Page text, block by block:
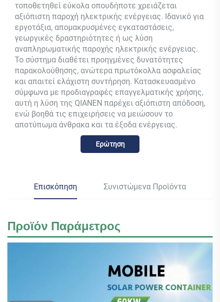
τοποθετηθεί εύκολα οπουδήποτε χρειάζεται
αξιόπιστη παροχή ηλεκτρικής ενέργειας. Ιδανικό για
εργοτάξια, απομακρυσμένες εγκαταστάσεις,
γεωργικές δραστηριότητες ή ως λύση
αναπληρωματικής παροχής ηλεκτρικής ενέργειας.
Το σύστημα διαθέτει προηγμένες δυνατότητες
παρακολούθησης, ανώτερα πρωτόκολλα ασφαλείας
και απαιτεί ελάχιστη συντήρηση. Κατασκευασμένο
σύμφωνα με προδιαγραφές επαγγελματικής χρήσης,
αυτή η λύση της QIANEN παρέχει αξιόπιστη απόδοση,
ενώ βοηθά τις επιχειρήσεις να μειώσουν το
αποτύπωμα άνθρακα και τα έξοδα ενέργειας.
Ερώτηση
Επισκόπηση Συνιστώμενα Προϊόντα
Προϊόν Παράμετρος